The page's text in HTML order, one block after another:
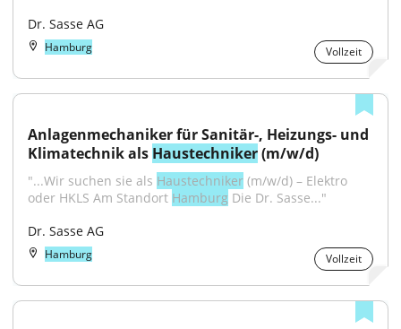
Dr. Sasse AG
Hamburg Vollzeit
Anlagenmechaniker für Sanitär-, Heizungs- und
Klimatechnik als Haustechniker (m/w/d)
"...Wir suchen sie als Haustechniker (m/w/d) – Elektro
oder HKLS Am Standort Hamburg Die Dr. Sasse..."
Dr. Sasse AG
Hamburg Vollzeit